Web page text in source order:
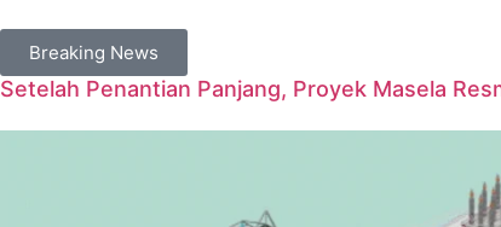
Breaking News
Setelah Penantian Panjang, Proyek Masela